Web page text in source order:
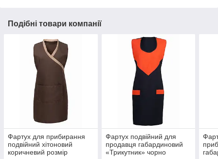
Подібні товари компанії
Фартух для прибирання
подвійний хітоновий
коричневий розмір
Фартух подвійний для
продавця габардиновий
«Трикутник» чорно